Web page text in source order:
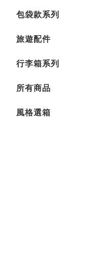
包袋款系列
旅遊配件
行李箱系列
所有商品
風格選箱